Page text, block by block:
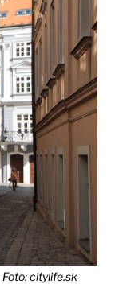
Foto: citylife.sk